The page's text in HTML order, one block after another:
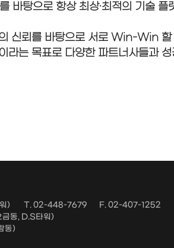
바탕으로 항상 최상·최적의 기술
신뢰를 바탕으로 서로 Win-Win
이라는 목표로 다양한 파트너사들과
) T. 02-448-7679
F. 02-407-1252
금동, D.S타워)
동)